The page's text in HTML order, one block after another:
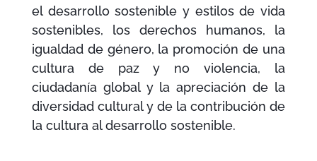
el desarrollo sostenible y estilos de vida
sostenibles, los derechos humanos, la
igualdad de género, la promoción de una
cultura de paz y no violencia, la
ciudadanía global y la apreciación de la
diversidad cultural y de la contribución de
la cultura al desarrollo sostenible.